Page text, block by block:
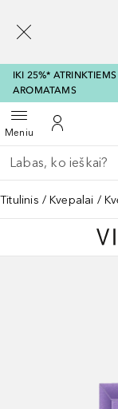
IKI 25%*
AROMATAMS
MeniuAtidaryti meniu
Į mano
Grįžk atgal
Vykdykite paiešką
Titulinis Kvepalai